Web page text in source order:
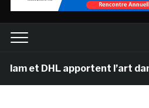
apportent l’art dans les